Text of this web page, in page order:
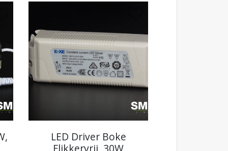
LED Driver Boke
Flikkervrij, 30W